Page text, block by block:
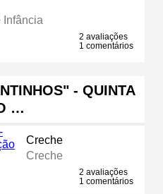
Infância
2 avaliações
1 comentários
- QUINTA
…
Creche
Creche
2 avaliações
1 comentários